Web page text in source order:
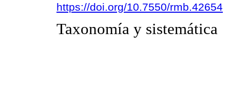
https://doi.org/10.7550/rmb.42654
Taxonomía y sistemática